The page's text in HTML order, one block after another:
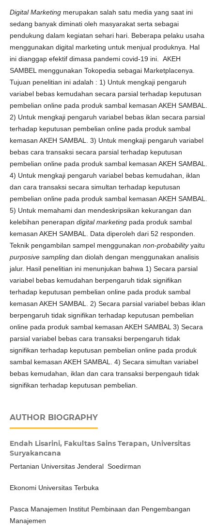
Digital Marketingmerupakan salah satu media yang saat ini
sedang banyak diminati oleh masyarakat serta sebagai
pendukung dalam kegiatan sehari hari. Beberapa pelaku usaha
menggunakan digital marketing untuk menjual produknya. Hal
ini dianggap efektif dimasa pandemi covid-19 ini. AKEH
SAMBEL menggunakan Tokopedia sebagai Marketplacenya.
Tujuan penelitian ini adalah : 1) Untuk mengkaji pengaruh
variabel bebas kemudahan secara parsial terhadap keputusan
pembelian online pada produk sambal kemasan AKEH SAMBAL.
2) Untuk mengkaji pengaruh variabel bebas iklan secara parsial
terhadap keputusan pembelian online pada produk sambal
kemasan AKEH SAMBAL. 3) Untuk mengkaji pengaruh variabel
bebas cara transaksi secara parsial terhadap keputusan
pembelian online pada produk sambal kemasan AKEH SAMBAL.
4) Untuk mengkaji pengaruh variabel bebas kemudahan, iklan
dan cara transaksi secara simultan terhadap keputusan
pembelian online pada produk sambal kemasan AKEH SAMBAL.
5) Untuk memahami dan mendeskripsikan kekurangan dan
kelebihan penerapan digital marketingpada produk sambal
kemasan AKEH SAMBAL. Data diperoleh dari 52 responden.
Teknik pengambilan sampel menggunakan non-probabilityyaitu
purposive samplingdan diolah dengan menggunakan analisis
jalur. Hasil penelitian ini menunjukan bahwa 1) Secara parsial
variabel bebas kemudahan berpengaruh tidak signifikan
terhadap keputusan pembelian online pada produk sambal
kemasan AKEH SAMBAL. 2) Secara parsial variabel bebas iklan
berpengaruh tidak signifikan terhadap keputusan pembelian
online pada produk sambal kemasan AKEH SAMBAL 3) Secara
parsial variabel bebas cara transaksi berpengaruh tidak
signifikan terhadap keputusan pembelian online pada produk
sambal kemasan AKEH SAMBAL. 4) Secara simultan variabel
bebas kemudahan, iklan dan cara transaksi berpengauh tidak
signifikan terhadap keputusan pembelian.
AUTHOR BIOGRAPHY
Endah Lisarini, Fakultas Sains Terapan, Universitas
Suryakancana
Pertanian Universitas Jenderal Soedirman
Ekonomi Universitas Terbuka
Pasca Manajemen Institut Pembinaan dan Pengembangan
Manajemen